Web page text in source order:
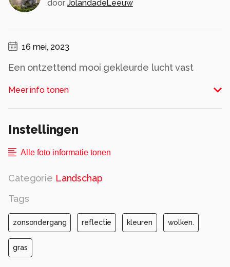
door JolandadeLeeuw
16 mei, 2023
Een ontzettend mooi gekleurde lucht vast
sloten lijkt het of het een eiland is
Meer info tonen
Instellingen
Alle foto informatie tonen
Categorie Landschap
Tags
zonsondergang reflectie kleuren wolken.
gras